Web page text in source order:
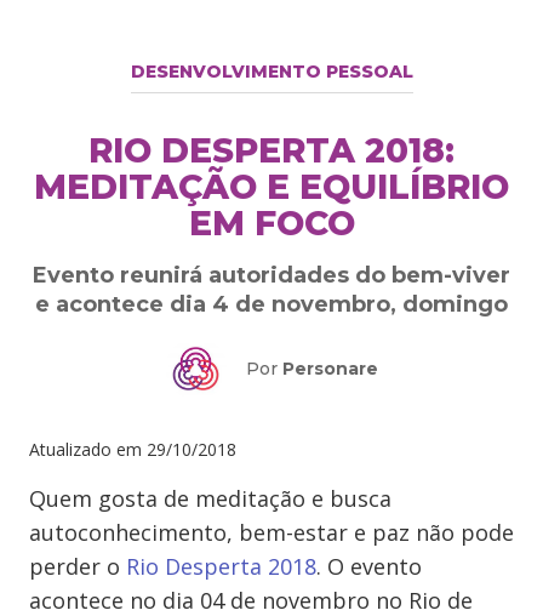
DESENVOLVIMENTO PESSOAL
RIO DESPERTA 2018:
MEDITAÇÃO E EQUILÍBRIO
EM FOCO
Evento reunirá autoridades do bem-viver
e acontece dia 4 de novembro, domingo
Por Personare
Atualizado em 29/10/2018
Quem gosta de meditação e busca
autoconhecimento, bem-estar e paz não pode
perder o Rio Desperta 2018. O evento
acontece no dia 04 de novembro no Rio de